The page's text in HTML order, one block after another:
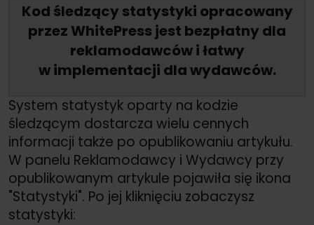
Kod śledzący statystyki opracowany
przez WhitePress jest bezpłatny dla
reklamodawców i łatwy
w implementacji dla wydawców.
System statystyk oparty na kodzie
śledzącym dostarcza wielu cennych
informacji także po opublikowaniu artykułu.
W panelu Reklamodawcy i Wydawcy przy
opublikowanym artykule pojawiła się ikona
"Statystyki". Po jej kliknięciu zobaczysz
statystyki: